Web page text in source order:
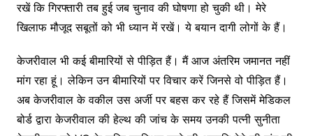
रखें कि गिरफ्तारी तब हुई जब चुनाव की घोषणा हो चुकी थी। मेरे
खिलाफ मौजूद सबूतों को भी ध्यान में रखें। ये बयान दागी लोगों के हैं।
केजरीवाल भी कई बीमारियों से पीड़ित हैं। मैं आज अंतरिम जमानत नहीं
मांग रहा हूं। लेकिन उन बीमारियों पर विचार करें जिनसे वो पीड़ित हैं।
अब केजरीवाल के वकील उस अर्जी पर बहस कर रहे हैं जिसमें मेडिकल
बोर्ड द्वारा केजरीवाल की हेल्थ की जांच के समय उनकी पत्नी सुनीता